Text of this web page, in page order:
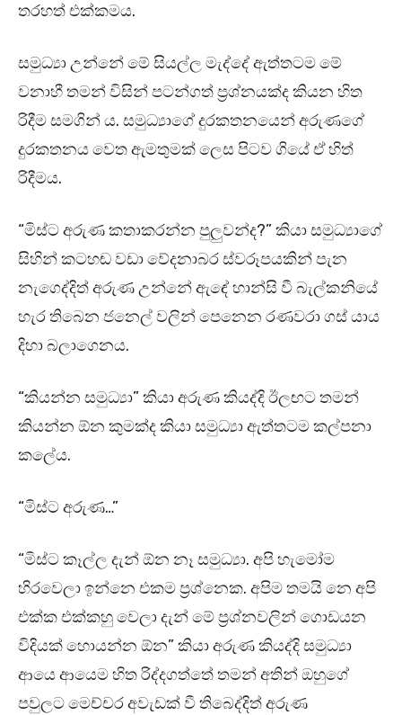
තරහත් එක්කමය.
සමුධ්‍යා උන්නේ මේ සියල්ල මැද්දේ ඇත්තටම මේ
වනාහී තමන් විසින් පටන්ගත් ප්‍රශ්නයක්ද කියන හිත
රිදීම සමගින්‍ ය. සමුධ්‍යාගේ දුරකතනයෙන් අරුණගේ
දුරකතනය වෙත ඇමතුමක් ලෙස පිටව ගියේ ඒ හිත්
රිදීමය.
“මිස්ට අරුණ කතාකරන්න පුලුවන්ද?” කියා සමුධ්‍යාගේ
සිහින් කටහඬ වඩා වේදනාබර ස්වරූපයකින් පැන
නැගෙද්දිත් අරුණ උන්නේ ඇඳේ හාන්සි වී බැල්කනියේ
හැර තිබෙන ජනෙල් වලින් පෙනෙන රණවරා ගස් යාය
දිහා බලාගෙනය.
“කියන්න සමුධ්‍යා” කියා අරුණ කියද්දි ඊලඟට තමන්
කියන්න ඕන කුමක්ද කියා සමුධ්‍යා ඇත්තටම කල්පනා
කලේය.
“මිස්ට අරුණ…”
“මිස්ට කෑල්ල දැන් ඕන නෑ සමුධ්‍යා. අපි හැමෝම
හිරවෙලා ඉන්නෙ එකම ප්‍රශ්නෙක. අපිම තමයි නෙ අපි
එක්ක එක්කහු වෙලා දැන් මේ ප්‍රශ්නවලින් ගොඩයන
විදියක් හොයන්න ඕන” කියා අරුණ කියද්දි සමුධ්‍යා
ආයෙ ආයෙම හිත රිද්දගත්තේ තමන් අතින් ඔහුගේ
පවුලට මෙච්චර අවැඩක් වී තිබෙද්දිත් අරුණ